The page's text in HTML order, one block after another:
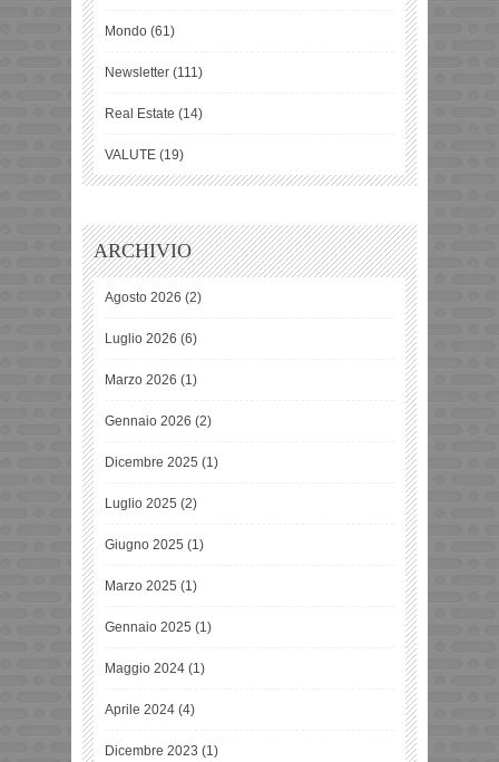
Mondo (61)
Newsletter (111)
Real Estate (14)
VALUTE (19)
ARCHIVIO
Agosto 2026 (2)
Luglio 2026 (6)
Marzo 2026 (1)
Gennaio 2026 (2)
Dicembre 2025 (1)
Luglio 2025 (2)
Giugno 2025 (1)
Marzo 2025 (1)
Gennaio 2025 (1)
Maggio 2024 (1)
Aprile 2024 (4)
Dicembre 2023 (1)